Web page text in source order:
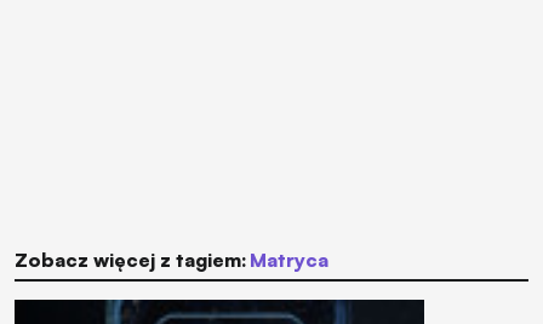
Zobacz więcej z tagiem: matryca